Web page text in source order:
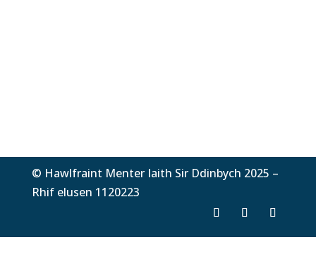
© Hawlfraint Menter Iaith Sir Ddinbych 2025 –
Rhif elusen 1120223